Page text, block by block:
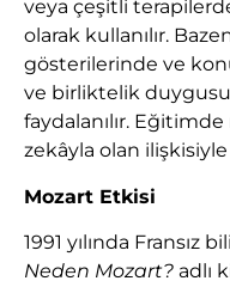
veya çeşitli
olarak kullanılır.
gösterilerinde ve
ve birliktelik
faydalanılır.
zekâyla olan
Mozart Etkisi
1991 yılında Fransız
Neden Mozart? adlı